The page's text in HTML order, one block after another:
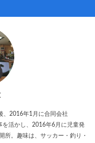
、2016年1月に合同会社
を活かし、2016年6月に児童発
所。趣味は、サッカー・釣り・